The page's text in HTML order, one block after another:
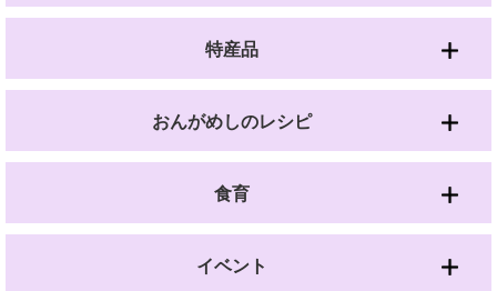
特産品
おんがめしのレシピ
食育
イベント